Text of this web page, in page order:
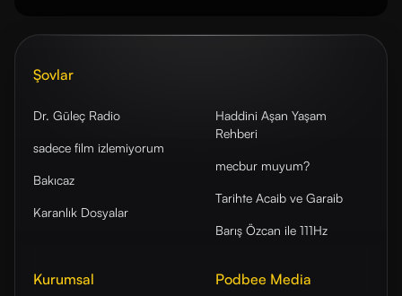
Şovlar
Dr. Güleç Radio
sadece film izlemiyorum
Bakıcaz
Karanlık Dosyalar
Haddini Aşan Yaşam
Rehberi
mecbur muyum?
Tarihte Acaib ve Garaib
Barış Özcan ile 111Hz
Kurumsal Podbee Media